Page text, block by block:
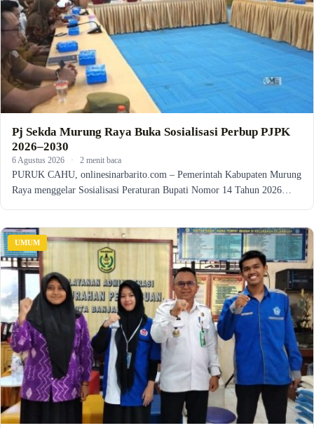
Pj Sekda Murung Raya Buka Sosialisasi Perbup PJPK
2026–2030
6 Agustus 2026 · 2 menit baca
PURUK CAHU, onlinesinarbarito.com – Pemerintah Kabupaten Murung
Raya menggelar Sosialisasi Peraturan Bupati Nomor 14 Tahun 2026…
UMUM